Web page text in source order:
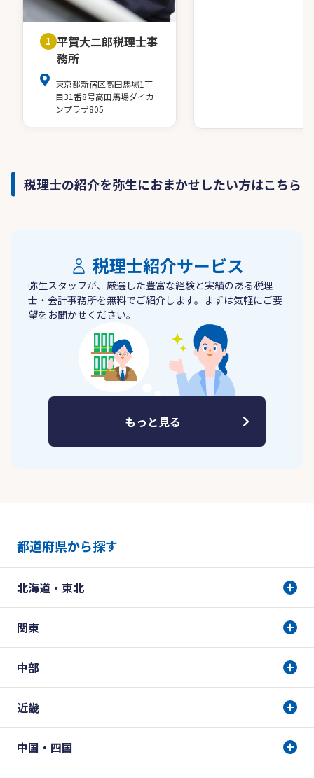
1 平賀大二郎税理士事
務所
東京都新宿区高田馬場1丁
目31番8号高田馬場ダイカ
ンプラザ805
税理士の紹介を弥生におまかせしたい方はこちら
税理士紹介サービス
弥生スタッフが、厳選した豊富な経験と実績のある税理
士・会計事務所を無料でご紹介します。まずは気軽にご要
望をお聞かせください。
もっと見る
都道府県から探す
北海道・東北
関東
中部
近畿
中国・四国